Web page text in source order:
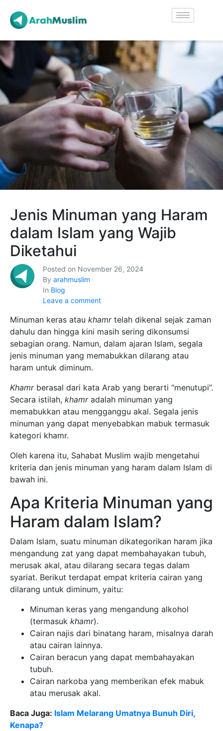
Posted on November 26, 2024
By arahmuslim
In Blog
Leave a comment
Jenis Minuman yang Haram
dalam Islam yang Wajib
Diketahui
Minuman keras atau khamrtelah dikenal sejak zaman
dahulu dan hingga kini masih sering dikonsumsi
sebagian orang. Namun, dalam ajaran Islam, segala
jenis minuman yang memabukkan dilarang atau
haram untuk diminum.
Khamrberasal dari kata Arab yang berarti “menutupi”.
Secara istilah, khamradalah minuman yang
memabukkan atau mengganggu akal. Segala jenis
minuman yang dapat menyebabkan mabuk termasuk
kategori khamr.
Oleh karena itu, Sahabat Muslim wajib mengetahui
kriteria dan jenis minuman yang haram dalam Islam di
bawah ini.
Apa Kriteria Minuman yang
Haram dalam Islam?
Dalam Islam, suatu minuman dikategorikan haram jika
mengandung zat yang dapat membahayakan tubuh,
merusak akal, atau dilarang secara tegas dalam
syariat. Berikut terdapat empat kriteria cairan yang
dilarang untuk diminum, yaitu:
Minuman keras yang mengandung alkohol
(termasuk khamr).
Cairan najis dari binatang haram, misalnya darah
atau cairan lainnya.
Cairan beracun yang dapat membahayakan
tubuh.
Cairan narkoba yang memberikan efek mabuk
atau merusak akal.
Baca Juga: Islam Melarang Umatnya Bunuh Diri,
Kenapa?